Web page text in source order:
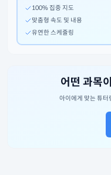
100% 집중 지도
맞춤형 속도 및 내용
유연한 스케줄링
어떤 과목
아이에게 맞는 튜터